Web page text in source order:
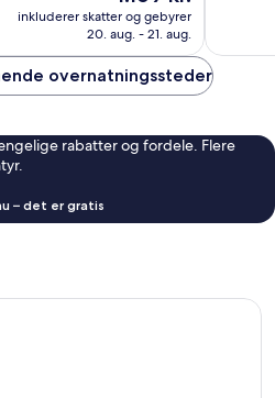
1.169 kr.
inkluderer skatter og gebyrer
20. aug. - 21. aug.
overnatningssteder
rabatter og fordele. Flere
– det er gratis